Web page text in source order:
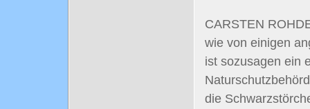
CARSTEN
wie von einigen
ist sozusagen ein
die